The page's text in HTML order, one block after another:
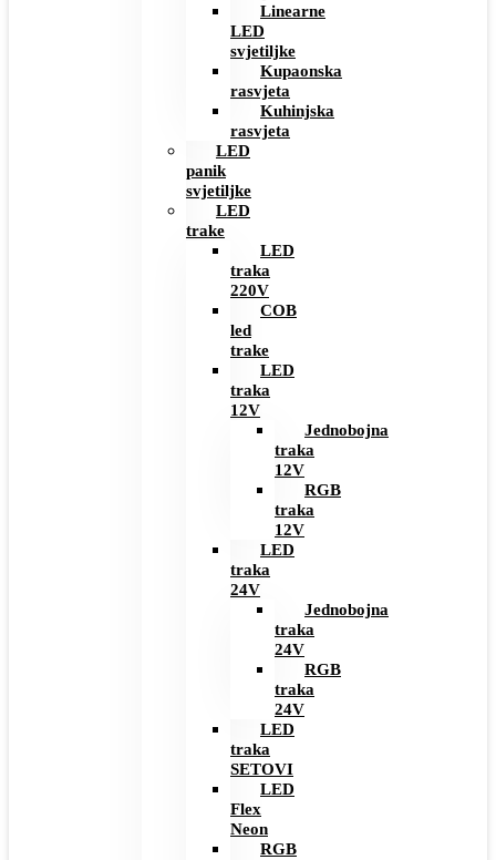
Linearne
LED
svjetiljke
Kupaonska
rasvjeta
Kuhinjska
rasvjeta
LED
panik
svjetiljke
LED
trake
LED
traka
220V
COB
led
trake
LED
traka
12V
Jednobojna
traka
12V
RGB
traka
12V
LED
traka
24V
Jednobojna
traka
24V
RGB
traka
24V
LED
traka
SETOVI
LED
Flex
Neon
RGB